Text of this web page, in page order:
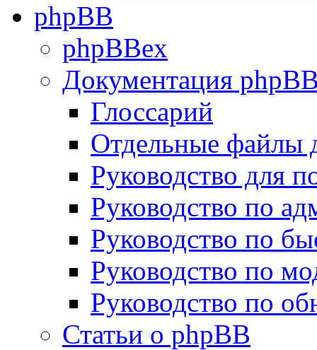
phpBB
phpBBex
Документация
Глоссарий
Отдельные файлы
Руководство для
Руководство по
Руководство по
Руководство по
Руководство по
Статьи о phpBB